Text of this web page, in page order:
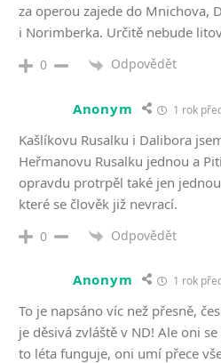
za operou zajede do Mnichova,
i Norimberka. Určitě nebude
0 Odpovědět
Anonym 1 rok
Kašlíkovu Rusalku i Dalibora
Heřmanovu Rusalku jednou a
opravdu protrpěl také jen
které se člověk již nevrací.
0 Odpovědět
Anonym 1 rok
To je napsáno víc než přesně,
je děsivá zvláště v ND! Ale oni
to léta funguje, oni umí přece